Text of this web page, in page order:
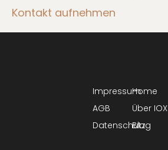
Kontakt aufnehmen
Home
Über IOX
Blog
Impressum
AGB
Datenschutz